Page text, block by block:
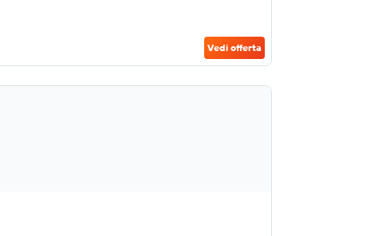
Vedi offerta